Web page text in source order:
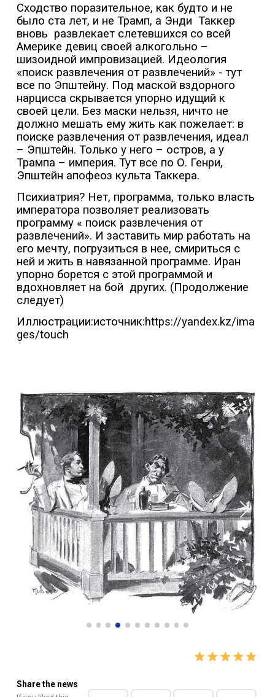
Сходство поразительное, как будто и не
было ста лет, и не Трамп, а Энди Таккер
вновь развлекает слетевшихся со всей
Америке девиц своей алкогольно –
шизоидной импровизацией. Идеология
«поиск развлечения от развлечений» - тут
все по Эпштейну. Под маской вздорного
нарцисса скрывается упорно идущий к
своей цели. Без маски нельзя, ничто не
должно мешать ему жить как пожелает: в
поиске развлечения от развлечения, идеал
– Эпштейн. Только у него – остров, а у
Трампа – империя. Тут все по О. Генри,
Эпштейн апофеоз культа Таккера.
Психиатрия? Нет, программа, только власть
императора позволяет реализовать
программу « поиск развлечения от
развлечений». И заставить мир работать на
его мечту, погрузиться в нее, смириться с
ней и жить в навязанной программе. Иран
упорно борется с этой программой и
вдохновляет на бой других. (Продолжение
следует)
Иллюстрации:источник:https://yandex.kz/ima
ges/touch